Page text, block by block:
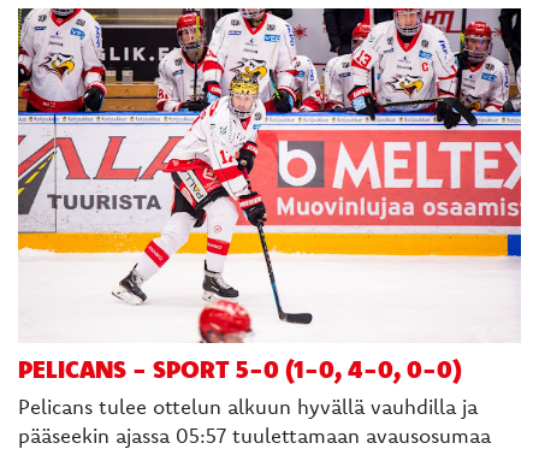
PELICANS - SPORT 5-0 (1-0, 4-0, 0-0)
Pelicans tulee ottelun alkuun hyvällä vauhdilla ja
pääseekin ajassa 05:57 tuulettamaan avausosumaa